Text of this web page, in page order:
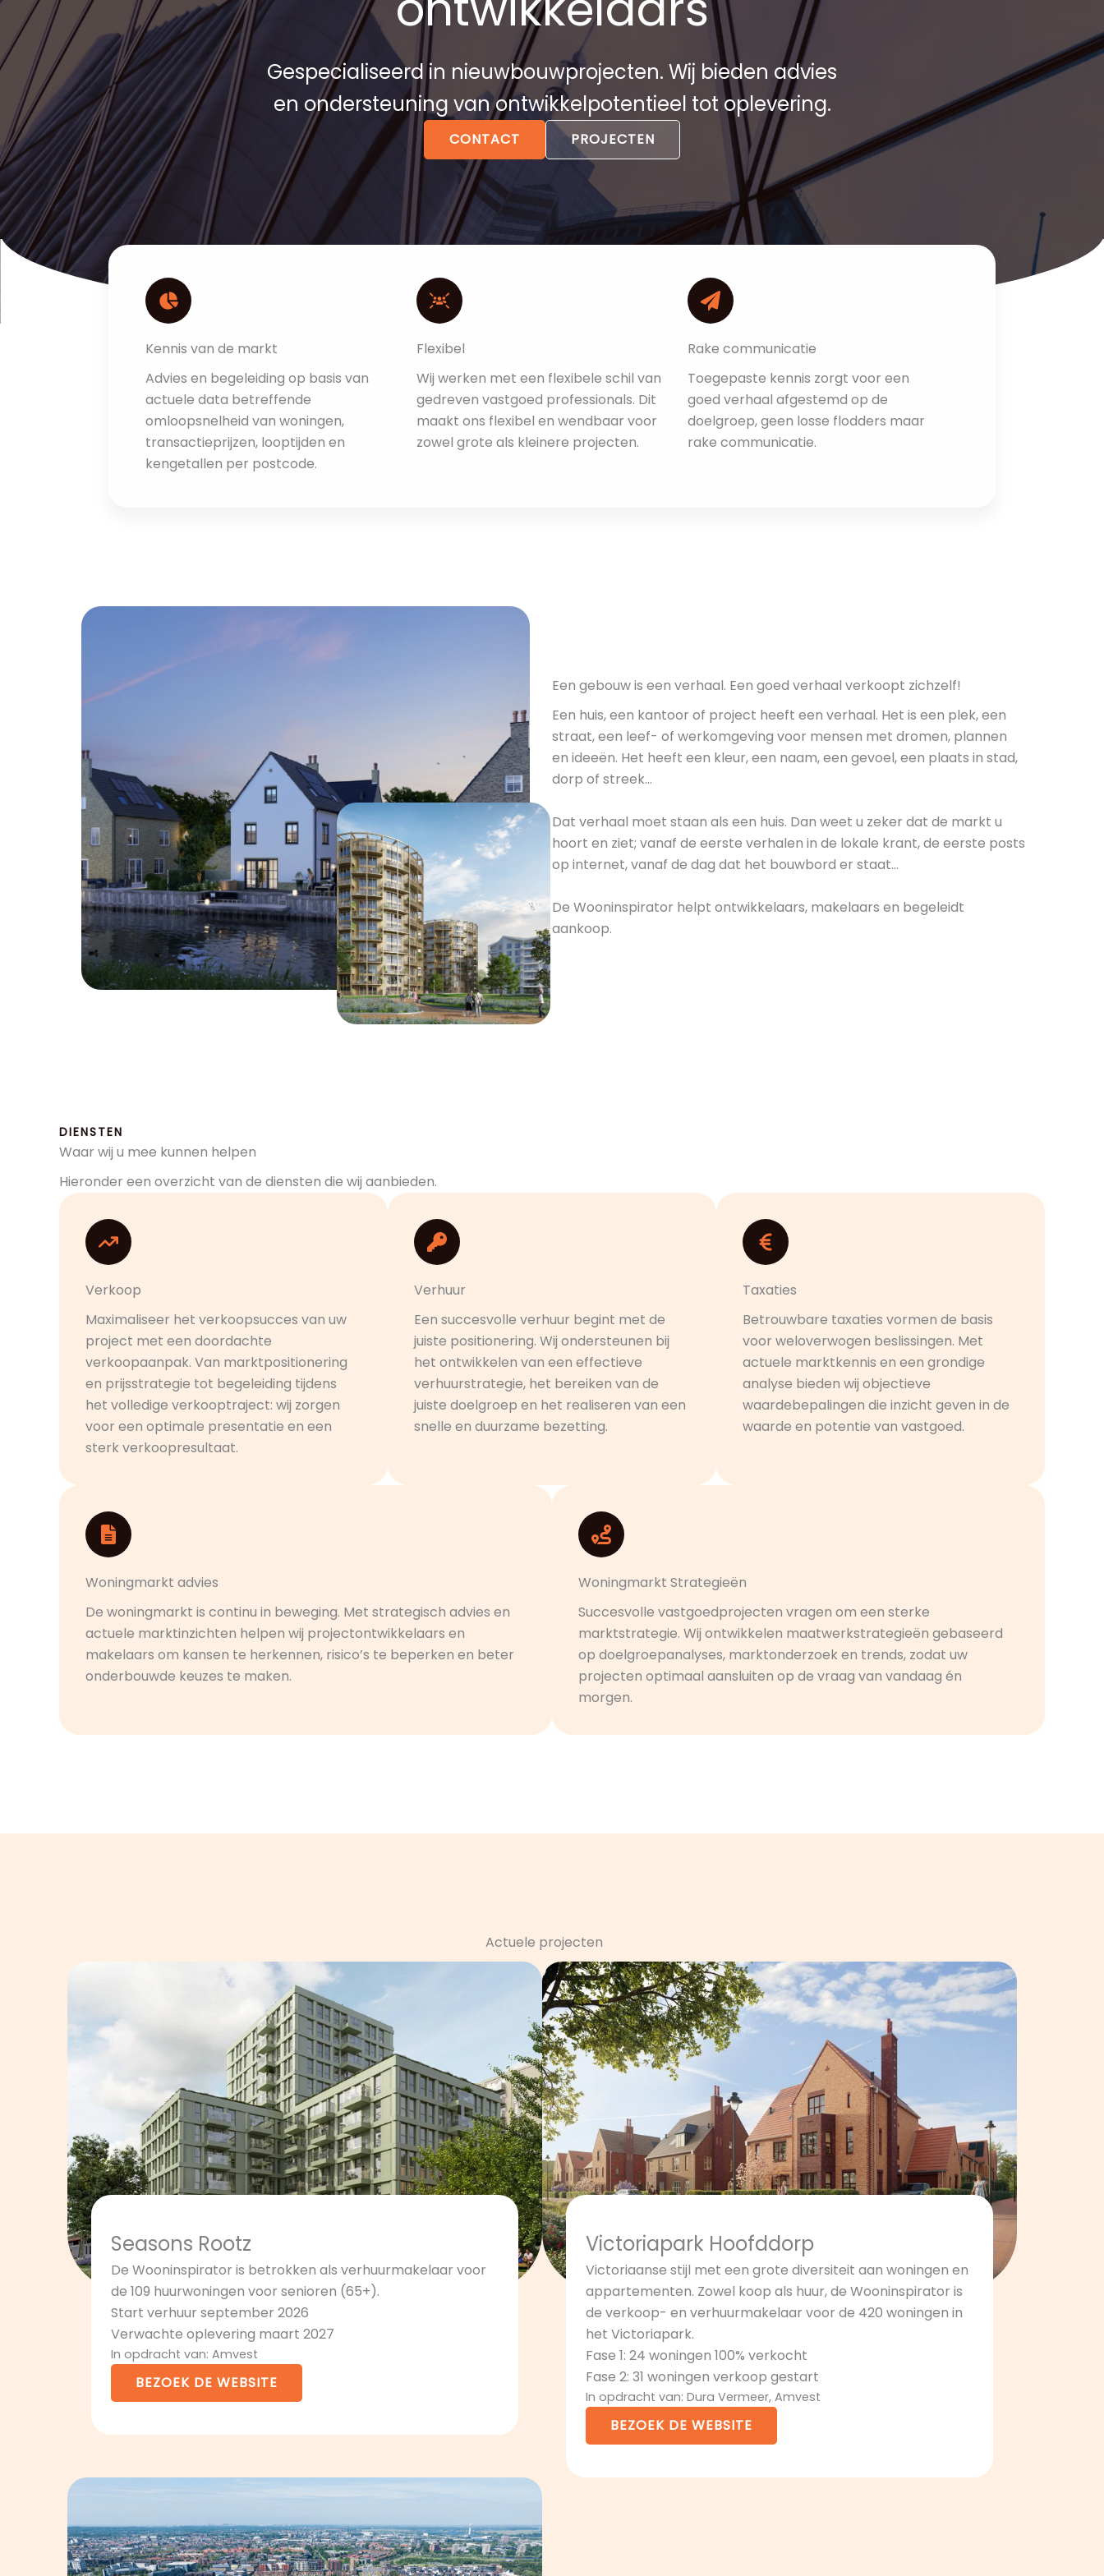
Gespecialiseerd in nieuwbouwprojecten. Wij bieden advies
en ondersteuning van ontwikkelpotentieel tot oplevering.
CONTACT PROJECTEN
Kennis van de markt
Advies en begeleiding op basis van
actuele data betreffende
omloopsnelheid van woningen,
transactieprijzen, looptijden en
kengetallen per postcode.
Flexibel
Wij werken met een flexibele schil van
gedreven vastgoed professionals. Dit
maakt ons flexibel en wendbaar voor
zowel grote als kleinere projecten.
Rake communicatie
Toegepaste kennis zorgt voor een
goed verhaal afgestemd op de
doelgroep, geen losse flodders maar
rake communicatie.
Een gebouw is een verhaal. Een goed verhaal verkoopt zichzelf!
Een huis, een kantoor of project heeft een verhaal. Het is een plek, een
straat, een leef- of werkomgeving voor mensen met dromen, plannen
en ideeën. Het heeft een kleur, een naam, een gevoel, een plaats in stad,
dorp of streek…
Dat verhaal moet staan als een huis. Dan weet u zeker dat de markt u
hoort en ziet; vanaf de eerste verhalen in de lokale krant, de eerste posts
op internet, vanaf de dag dat het bouwbord er staat…
De Wooninspirator helpt ontwikkelaars, makelaars en begeleidt
aankoop.
DIENSTEN
Waar wij u mee kunnen helpen
Hieronder een overzicht van de diensten die wij aanbieden.
Verkoop
Maximaliseer het verkoopsucces van uw
project met een doordachte
verkoopaanpak. Van marktpositionering
en prijsstrategie tot begeleiding tijdens
het volledige verkooptraject: wij zorgen
voor een optimale presentatie en een
sterk verkoopresultaat.
Verhuur
Een succesvolle verhuur begint met de
juiste positionering. Wij ondersteunen bij
het ontwikkelen van een effectieve
verhuurstrategie, het bereiken van de
juiste doelgroep en het realiseren van een
snelle en duurzame bezetting.
Taxaties
Betrouwbare taxaties vormen de basis
voor weloverwogen beslissingen. Met
actuele marktkennis en een grondige
analyse bieden wij objectieve
waardebepalingen die inzicht geven in de
waarde en potentie van vastgoed.
Woningmarkt advies
De woningmarkt is continu in beweging. Met strategisch advies en
actuele marktinzichten helpen wij projectontwikkelaars en
makelaars om kansen te herkennen, risico’s te beperken en beter
onderbouwde keuzes te maken.
Woningmarkt Strategieën
Succesvolle vastgoedprojecten vragen om een sterke
marktstrategie. Wij ontwikkelen maatwerkstrategieën gebaseerd
op doelgroepanalyses, marktonderzoek en trends, zodat uw
projecten optimaal aansluiten op de vraag van vandaag én
morgen.
Actuele projecten
Seasons Rootz
De Wooninspirator is betrokken als verhuurmakelaar voor
de 109 huurwoningen voor senioren (65+).
Start verhuur september 2026
Verwachte oplevering maart 2027
In opdracht van: Amvest
BEZOEK DE WEBSITE
Victoriapark Hoofddorp
Victoriaanse stijl met een grote diversiteit aan woningen en
appartementen. Zowel koop als huur, de Wooninspirator is
de verkoop- en verhuurmakelaar voor de 420 woningen in
het Victoriapark.
Fase 1: 24 woningen 100% verkocht
Fase 2: 31 woningen verkoop gestart
In opdracht van: Dura Vermeer, Amvest
BEZOEK DE WEBSITE